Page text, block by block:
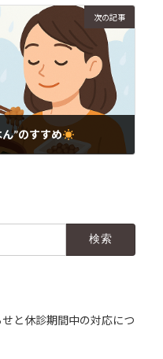
次の記事
”のすすめ
と休診期間中の対応につ